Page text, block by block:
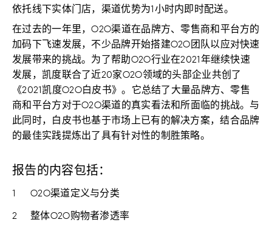
依托线下实体门店，渠道优势为1小时内即时配送。
在过去的一年里，O2O渠道在品牌方、零售商和平台方的
加码下飞速发展，不少品牌开始搭建O2O团队以应对快速
发展带来的挑战。为了帮助O2O行业在2021年继续快速
发展，凯度联合了近20家O2O领域的头部企业共创了
《2021凯度O2O白皮书》。它总结了大量品牌方、零售
商和平台方对于O2O渠道的真实看法和所面临的挑战。与
此同时，白皮书也基于市场上已有的解决方案，结合品牌
的最佳实践提炼出了具有针对性的制胜策略。
报告的内容包括：
O2O渠道定义与分类
整体O2O购物者渗透率